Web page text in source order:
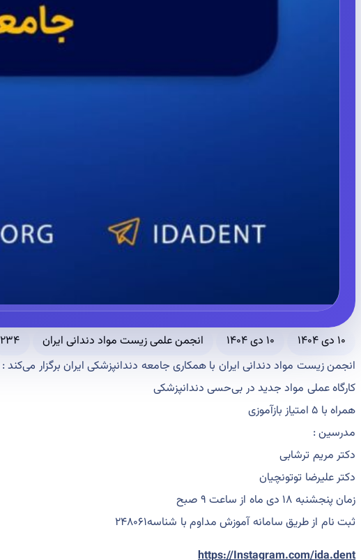
۱۰ دی ۱۴۰۴ ۱۰ دی ۱۴۰۴ انجمن علمی زیست مواد دندانی ایران ۲۳۴
انجمن زیست مواد دندانی ایران با همکاری جامعه دندانپزشکی ایران برگزار می‌کند :
کارگاه عملی مواد جدید در بی‌حسی دندانپزشکی
همراه با ۵ امتیاز بازآموزی
مدرسین :
دکتر مریم ترشابی
دکتر علیرضا توتونچیان
زمان پنجشنبه ۱۸ دی ماه از ساعت ۹ صبح
ثبت نام از طریق سامانه آموزش مداوم با شناسه۲۴۸۰۶۱
https://Instagram.com/ida.dent